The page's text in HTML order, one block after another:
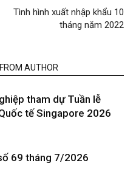
Tình hình xuất nhập khẩu 10
tháng năm 2022
AUTHOR
tham dự Tuần lễ
tế Singapore 2026
69 tháng 7/2026